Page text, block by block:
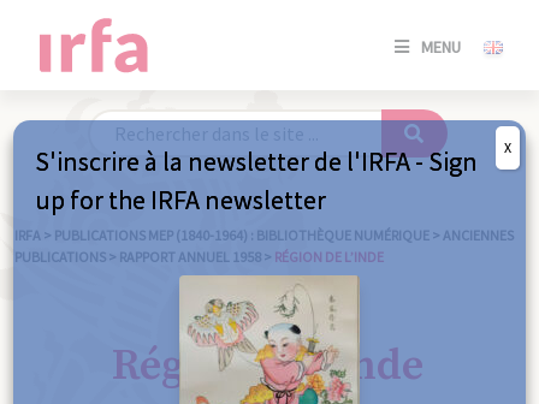
MENU
SE
/
IRFA > PUBLICATIONS MEP (1840-1964) : BIBLIOTHÈQUE NUMÉRIQUE > ANCIENNES
PUBLICATIONS > RAPPORT ANNUEL 1958 > RÉGION DE L’INDE
Région de l'Inde
S'inscrire à la newsletter de l'IRFA - Sign
up for the IRFA newsletter
X